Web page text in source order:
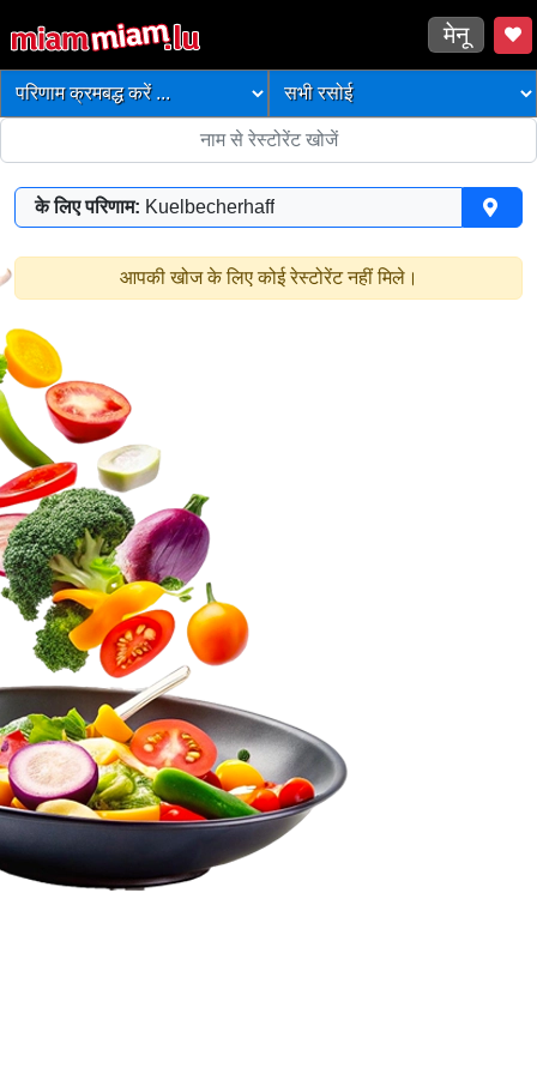
मेनू
के लिए परिणाम: Kuelbecherhaff
आपकी खोज के लिए कोई रेस्टोरेंट नहीं मिले।